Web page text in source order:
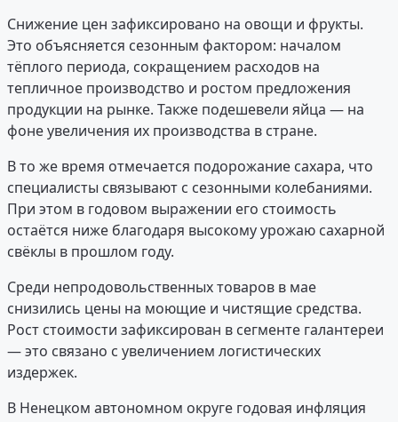
Снижение цен зафиксировано на овощи и фрукты.
Это объясняется сезонным фактором: началом
тёплого периода, сокращением расходов на
тепличное производство и ростом предложения
продукции на рынке. Также подешевели яйца — на
фоне увеличения их производства в стране.
В то же время отмечается подорожание сахара, что
специалисты связывают с сезонными колебаниями.
При этом в годовом выражении его стоимость
остаётся ниже благодаря высокому урожаю сахарной
свёклы в прошлом году.
Среди непродовольственных товаров в мае
снизились цены на моющие и чистящие средства.
Рост стоимости зафиксирован в сегменте галантереи
— это связано с увеличением логистических
издержек.
В Ненецком автономном округе годовая инфляция